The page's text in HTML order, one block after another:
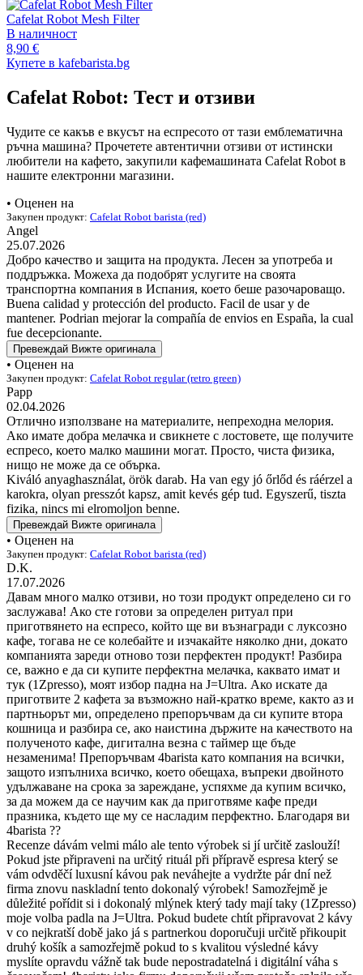
Cafelat Robot Mesh Filter
В наличност
8,90 €
Купете в kafebarista.bg
Cafelat Robot: Тест и отзиви
Чудите се какъв е вкусът на еспресото от тази емблематична
ръчна машина? Прочетете автентични отзиви от истински
любители на кафето, закупили кафемашината Cafelat Robot в
нашите електронни магазини.
• Оценен на
Закупен продукт: Cafelat Robot barista (red)
Angel
25.07.2026
Добро качество и защита на продукта. Лесен за употреба и
поддръжка. Можеха да подобрят услугите на своята
транспортна компания в Испания, което беше разочароващо.
Buena calidad y protección del producto. Facil de usar y de
mantener. Podrian mejorar la compañía de envios en España, la cual
fue decepcionante.
Превеждай Вижте оригинала
• Оценен на
Закупен продукт: Cafelat Robot regular (retro green)
Papp
02.04.2026
Отлично използване на материалите, непреходна мелория.
Ако имате добра мелачка и свикнете с лостовете, ще получите
еспресо, което малко машини могат. Просто, чиста физика,
нищо не може да се обърка.
Kiváló anyaghasználat, örök darab. Ha van egy jó őrlőd és ráérzel a
karokra, olyan presszót kapsz, amit kevés gép tud. Egyszerű, tiszta
fizika, nincs mi elromoljon benne.
Превеждай Вижте оригинала
• Оценен на
Закупен продукт: Cafelat Robot barista (red)
D.K.
17.07.2026
Давам много малко отзиви, но този продукт определено си го
заслужава! Ако сте готови за определен ритуал при
приготвянето на еспресо, който ще ви възнагради с луксозно
кафе, тогава не се колебайте и изчакайте няколко дни, докато
компанията зареди отново този перфектен продукт! Разбира
се, важно е да си купите перфектна мелачка, каквато имат и
тук (1Zpresso), моят избор падна на J=Ultra. Ако искате да
приготвите 2 кафета за възможно най-кратко време, както аз и
партньорът ми, определено препоръчвам да си купите втора
кошница и разбира се, ако наистина държите на качеството на
полученото кафе, дигитална везна с таймер ще бъде
незаменима! Препоръчвам 4barista като компания на всички,
защото изпълниха всичко, което обещаха, въпреки двойното
удължаване на срока за зареждане, успяхме да купим всичко,
за да можем да се научим как да приготвяме кафе преди
празника, където ще му се насладим перфектно. Благодаря ви
4barista ??
Recenze dávám velmi málo ale tento výrobek si jí určitě zaslouží!
Pokud jste připraveni na určitý rituál při přípravě espresa který se
vám odvděčí luxusní kávou pak neváhejte a vydržte pár dní než
firma znovu naskladní tento dokonalý výrobek! Samozřejmě je
důležité pořídit si i dokonalý mlýnek který tady mají taky (1Zpresso)
moje volba padla na J=Ultra. Pokud budete chtít připravovat 2 kávy
v co nejkratší době jako já s partnerkou doporučuji určitě přikoupit
druhý košík a samozřejmě pokud to s kvalitou výsledné kávy
myslíte opravdu vážně tak bude nepostradatelná i digitální váha s